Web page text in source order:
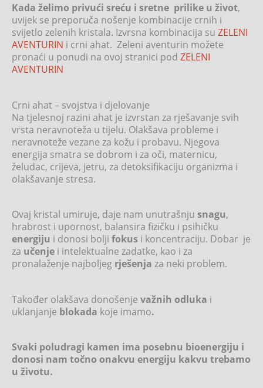
Kada želimo privući sreću i sretne prilike u život,
uvijek se preporuča nošenje kombinacije crnih i
svijetlo zelenih kristala. Izvrsna kombinacija su ZELENI
AVENTURIN i crni ahat. Zeleni aventurin možete
pronaći u ponudi na ovoj stranici pod ZELENI
AVENTURIN
Crni ahat – svojstva i djelovanje
Na tjelesnoj razini ahat je izvrstan za rješavanje svih
vrsta neravnoteža u tijelu. Olakšava probleme i
neravnoteže vezane za kožu i probavu. Njegova
energija smatra se dobrom i za oči, maternicu,
želudac, crijeva, jetru, za detoksifikaciju organizma i
olakšavanje stresa.
Ovaj kristal umiruje, daje nam unutrašnju snagu,
hrabrost i upornost, balansira fizičku i psihičku
energiju i donosi bolji fokus i koncentraciju. Dobar je
za učenje i intelektualne zadatke, kao i za
pronalaženje najboljeg rješenja za neki problem.
Također olakšava donošenje važnih odluka i
uklanjanje blokada koje imamo.
Svaki poludragi kamen ima posebnu bioenergiju i
donosi nam točno onakvu energiju kakvu trebamo
u životu.